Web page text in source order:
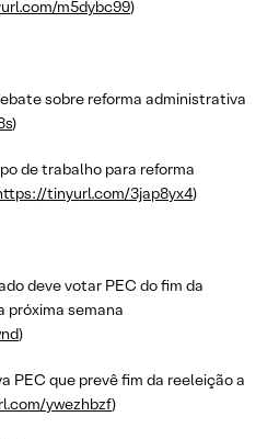
m5dybc99)
sobre reforma administrativa
)
de trabalho para reforma
tinyurl.com/3jap8yx4)
deve votar PEC do fim da
próxima semana
)
PEC que prevê fim da reeleição a
ywezhbzf)